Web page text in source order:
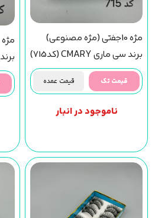
مژه 10جفتی (مژه مصنوعی)
برند سی ماری CMARY (کد715)
قیمت تک قیمت عمده
ناموجود در انبار
(کد723)